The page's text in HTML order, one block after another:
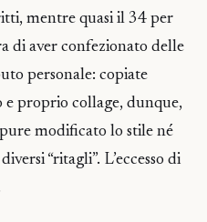
mentre quasi il 34 per
di aver confezionato delle
personale: copiate
e proprio collage, dunque,
modificato lo stile né
“ritagli”. L’eccesso di